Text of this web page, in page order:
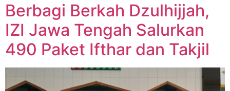
Berbagi Berkah Dzulhijjah,
IZI Jawa Tengah Salurkan
490 Paket Ifthar dan Takjil